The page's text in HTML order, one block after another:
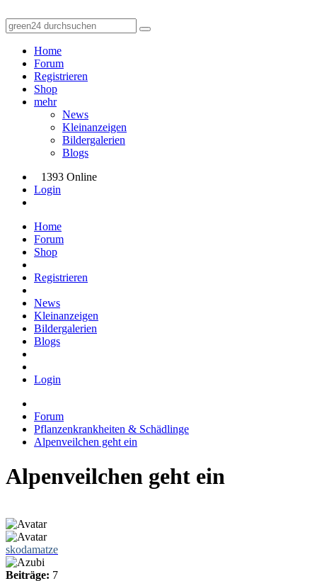
Home
Forum
Registrieren
Shop
mehr
News
Kleinanzeigen
Bildergalerien
Blogs
1393 Online
Login
Home
Forum
Shop
Registrieren
News
Kleinanzeigen
Bildergalerien
Blogs
Login
Forum
Pflanzenkrankheiten & Schädlinge
Alpenveilchen geht ein
Alpenveilchen geht ein
skodamatze
Beiträge: 7